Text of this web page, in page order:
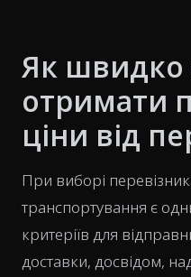
Як
отримати
ціни від
При виборі
транспортування є
критеріїв для
доставки, досвідом,